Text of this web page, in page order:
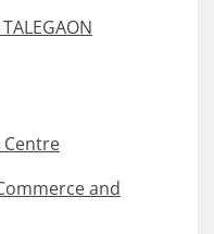
Centre
and